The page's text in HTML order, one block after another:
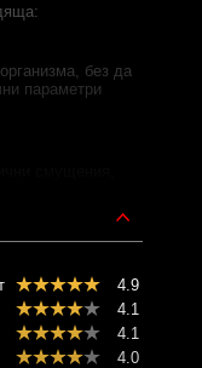
без да
параметри
и физическа
350,0 mg сух
4.9
4.1
4.1
4.0